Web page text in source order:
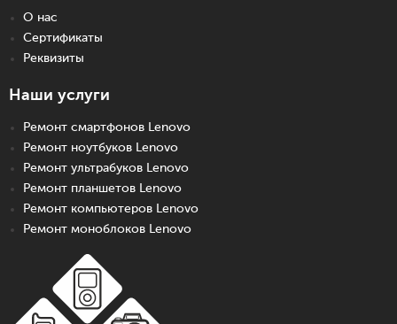
О нас
Сертификаты
Реквизиты
Наши услуги
Ремонт смартфонов Lenovo
Ремонт ноутбуков Lenovo
Ремонт ультрабуков Lenovo
Ремонт планшетов Lenovo
Ремонт компьютеров Lenovo
Ремонт моноблоков Lenovo